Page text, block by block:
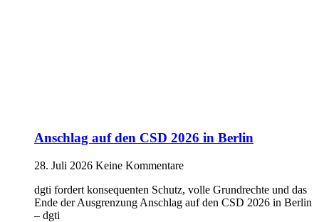
Anschlag auf den CSD 2026 in Berlin
28. Juli 2026 Keine Kommentare
dgti fordert konsequenten Schutz, volle Grundrechte und das
Ende der Ausgrenzung Anschlag auf den CSD 2026 in Berlin
– dgti